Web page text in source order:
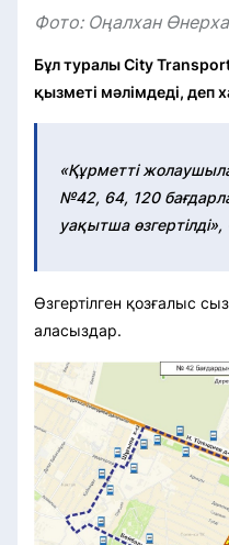
Фото: Оңалхан
Бұл туралы City
қызметі мәлімдеді, деп
«Құрметті
№42, 64, 120
уақытша
Өзгертілген қозғалыс
аласыздар.